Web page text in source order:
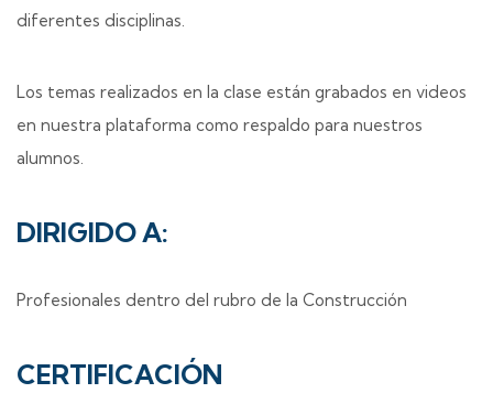
diferentes disciplinas.
Los temas realizados en la clase están grabados en videos
en nuestra plataforma como respaldo para nuestros
alumnos.
DIRIGIDO A:
Profesionales dentro del rubro de la Construcción
CERTIFICACIÓN